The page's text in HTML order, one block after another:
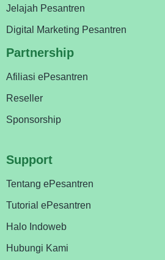
Jelajah Pesantren
Digital Marketing Pesantren
Partnership
Afiliasi ePesantren
Reseller
Sponsorship
Support
Tentang ePesantren
Tutorial ePesantren
Halo Indoweb
Hubungi Kami